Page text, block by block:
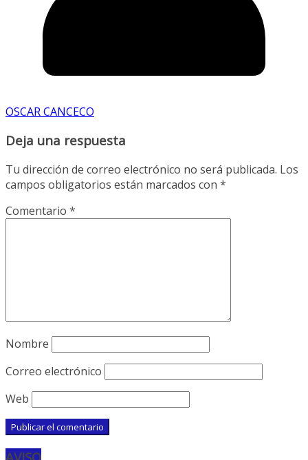
OSCAR CANCECO
Deja una respuesta
Tu dirección de correo electrónico no será publicada. Los
campos obligatorios están marcados con *
Comentario *
Nombre
Correo electrónico
Web